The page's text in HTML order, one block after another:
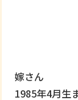
嫁さん
1985年4月生